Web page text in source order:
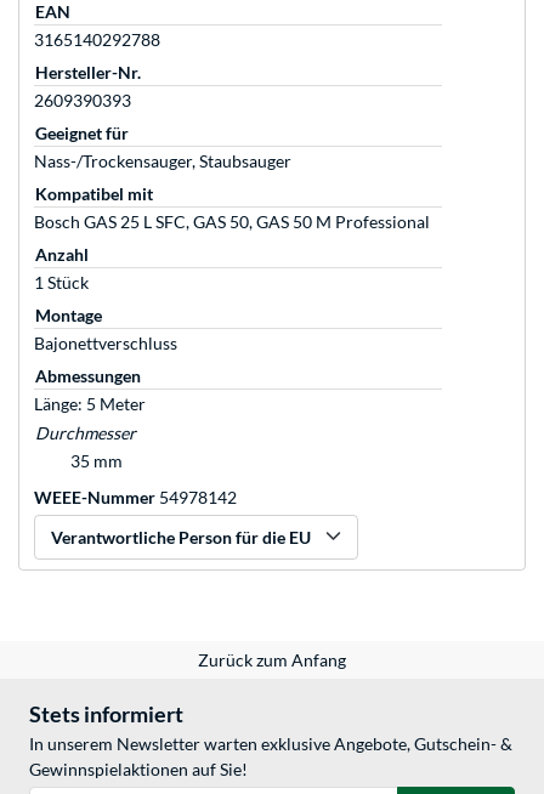
EAN
3165140292788
Hersteller-Nr.
2609390393
Geeignet für
Nass-/Trockensauger, Staubsauger
Kompatibel mit
Bosch GAS 25 L SFC, GAS 50, GAS 50 M Professional
Anzahl
1 Stück
Montage
Bajonettverschluss
Abmessungen
Länge: 5 Meter
Durchmesser
35 mm
WEEE-Nummer 54978142
Verantwortliche Person für die EU
Zurück zum Anfang
Stets informiert
In unserem Newsletter warten exklusive Angebote, Gutschein- &
Gewinnspielaktionen auf Sie!